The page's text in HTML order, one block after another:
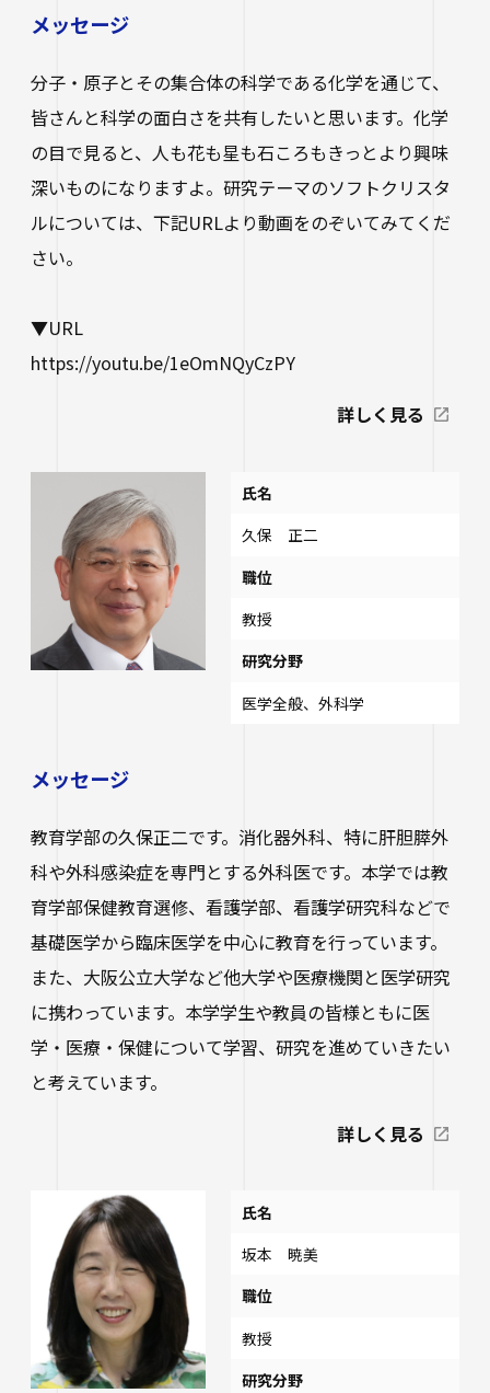
メッセージ
分子・原子とその集合体の科学である化学を通じて、
皆さんと科学の面白さを共有したいと思います。化学
の目で見ると、人も花も星も石ころもきっとより興味
深いものになりますよ。研究テーマのソフトクリスタ
ルについては、下記URLより動画をのぞいてみてくだ
さい。
▼URL
https://youtu.be/1eOmNQyCzPY
詳しく見る
メッセージ
教育学部の久保正二です。消化器外科、特に肝胆膵外
科や外科感染症を専門とする外科医です。本学では教
育学部保健教育選修、看護学部、看護学研究科などで
基礎医学から臨床医学を中心に教育を行っています。
また、大阪公立大学など他大学や医療機関と医学研究
に携わっています。本学学生や教員の皆様ともに医
学・医療・保健について学習、研究を進めていきたい
と考えています。
詳しく見る
氏名
久保 正二
職位
教授
研究分野
医学全般、外科学
氏名
坂本 暁美
職位
教授
研究分野